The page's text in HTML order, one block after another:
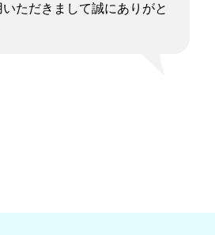
ただきまして誠にありがと